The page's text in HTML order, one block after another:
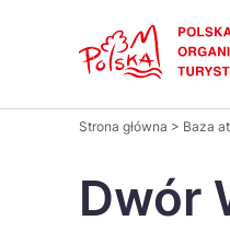
na
stronie
Strona główna > Baza
Dwór